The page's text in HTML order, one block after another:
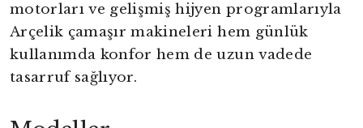
motorları ve gelişmiş hijyen programlarıyla
Arçelik çamaşır makineleri hem günlük
kullanımda konfor hem de uzun vadede
tasarruf sağlıyor.